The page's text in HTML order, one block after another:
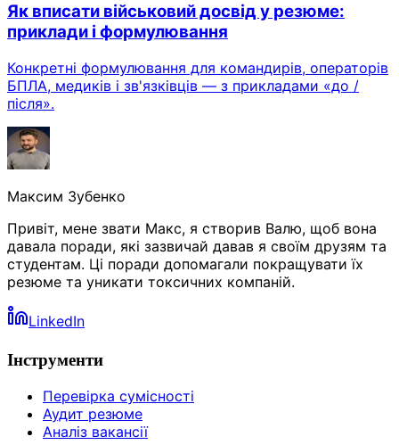
Як вписати військовий досвід у резюме:
приклади і формулювання
Конкретні формулювання для командирів, операторів
БПЛА, медиків і зв'язківців — з прикладами «до /
після».
Максим Зубенко
Привіт, мене звати Макс, я створив Валю, щоб вона
давала поради, які зазвичай давав я своїм друзям та
студентам. Ці поради допомагали покращувати їх
резюме та уникати токсичних компаній.
LinkedIn
Інструменти
Перевірка сумісності
Аудит резюме
Аналіз вакансії